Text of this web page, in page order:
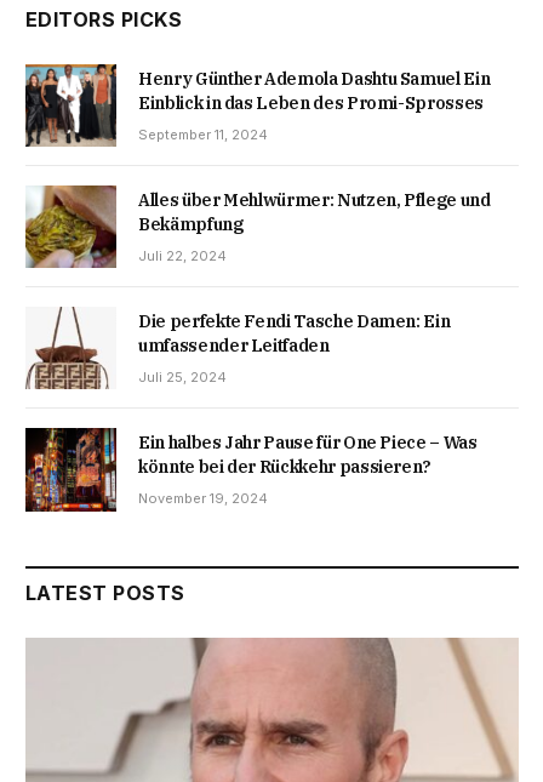
EDITORS PICKS
Henry Günther Ademola Dashtu Samuel Ein
Einblick in das Leben des Promi-Sprosses
September 11, 2024
Alles über Mehlwürmer: Nutzen, Pflege und
Bekämpfung
Juli 22, 2024
Die perfekte Fendi Tasche Damen: Ein
umfassender Leitfaden
Juli 25, 2024
Ein halbes Jahr Pause für One Piece – Was
könnte bei der Rückkehr passieren?
November 19, 2024
LATEST POSTS